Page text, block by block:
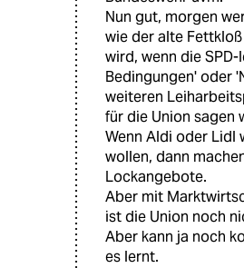
Nun gut, morgen
wie der alte
wird, wenn die
Bedingungen' oder
weiteren
für die Union sagen
Wenn Aldi oder Lidl
wollen, dann
Lockangebote.
Aber mit
ist die Union noch
Aber kann ja noch
es lernt.